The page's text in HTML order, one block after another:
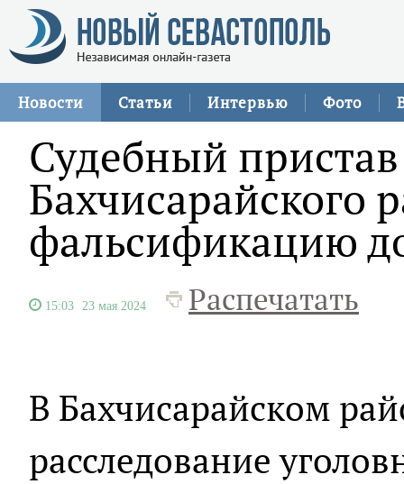
Новости Статьи Интервью Фото
Судебный
Бахчисарайского
фальсификацию
15:03 23 мая 2024 Распечатать
В Бахчисарайском
расследование